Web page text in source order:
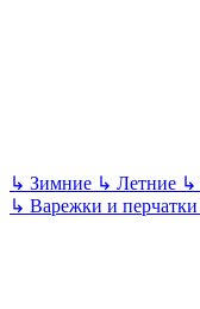
↳ Зимние ↳ Летние ↳
↳ Варежки и перчатки